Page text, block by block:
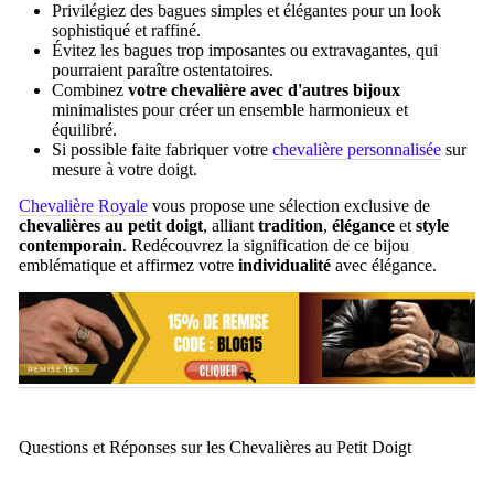
Privilégiez des bagues simples et élégantes pour un look
sophistiqué et raffiné.
Évitez les bagues trop imposantes ou extravagantes, qui
pourraient paraître ostentatoires.
Combinez votre chevalière avec d'autres bijoux
minimalistes pour créer un ensemble harmonieux et
équilibré.
Si possible faite fabriquer votre chevalière personnalisée sur
mesure à votre doigt.
Chevalière Royale vous propose une sélection exclusive de
chevalières au petit doigt, allianttradition, élégance etstyle
contemporain. Redécouvrez la signification de ce bijou
emblématique et affirmez votre individualité avec élégance.
Questions et Réponses sur les Chevalières au Petit Doigt